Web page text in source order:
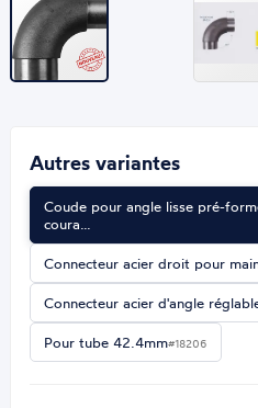
Autres variantes
Coude pour angle lisse pré-
coura…
Connecteur acier droit pour
Connecteur acier d'angle
Pour tube 42.4mm#18206